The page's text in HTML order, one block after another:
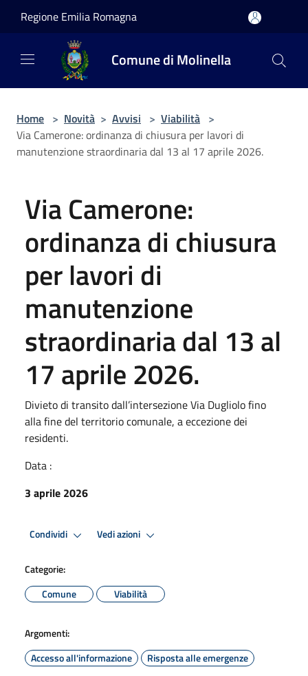
Regione Emilia Romagna
Comune di Molinella
Home > Novità > Avvisi > Viabilità >
Via Camerone: ordinanza di chiusura per lavori di
manutenzione straordinaria dal 13 al 17 aprile 2026.
Via Camerone:
ordinanza di chiusura
per lavori di
manutenzione
straordinaria dal 13 al
17 aprile 2026.
Divieto di transito dall’intersezione Via Dugliolo fino
alla fine del territorio comunale, a eccezione dei
residenti.
Data :
3 aprile 2026
Condividi Vedi azioni
Categorie:
Comune
Viabilità
Argomenti:
Accesso all'informazione
Risposta alle emergenze